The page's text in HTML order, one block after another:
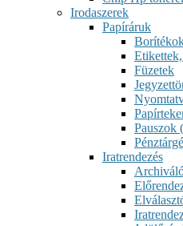
Irodaszerek
Papíráruk
Füzetek
Pauszok
Iratrendezés